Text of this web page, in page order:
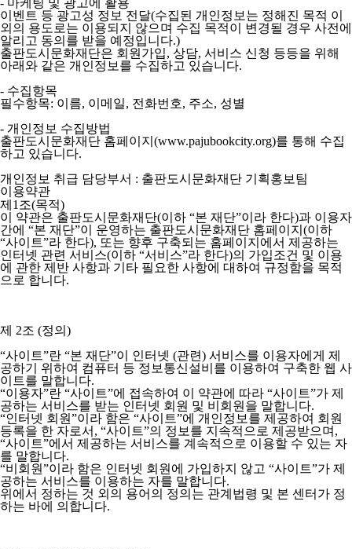
- 마케팅 및 광고에 활용
이벤트 등 광고성 정보 전달(수집된 개인정보는 정해진 목적 이
외의 용도로는 이용되지 않으며 수집 목적이 변경될 경우 사전에
알리고 동의를 받을 예정입니다.)
출판도시문화재단은 회원가입, 상담, 서비스 신청 등등을 위해
아래와 같은 개인정보를 수집하고 있습니다.
- 수집항목
필수항목: 이름, 이메일, 전화번호, 주소, 성별
- 개인정보 수집방법
출판도시문화재단 홈페이지(www.pajubookcity.org)를 통해 수집
하고 있습니다.
개인정보 취급 담당부서 : 출판도시문화재단 기획홍보팀
이용약관
제1조(목적)
이 약관은 출판도시문화재단(이하 “본 재단”이라 한다)과 이용자
간에 “본 재단”이 운영하는 출판도시문화재단 홈페이지(이하
“사이트”라 한다), 또는 향후 구축되는 홈페이지에서 제공하는
인터넷 관련 서비스(이하 “서비스”라 한다)의 가입조건 및 이용
에 관한 제반 사항과 기타 필요한 사항에 대하여 규정함을 목적
으로 합니다.
제 2조 (정의)
“사이트”란 “본 재단”이 인터넷 (관련) 서비스를 이용자에게 제
공하기 위하여 컴퓨터 등 정보통신설비를 이용하여 구축한 웹 사
이트를 말합니다.
“이용자”란 “사이트”에 접속하여 이 약관에 따라 “사이트”가 제
공하는 서비스를 받는 인터넷 회원 및 비회원을 말합니다.
“인터넷 회원”이라 함은 “사이트”에 개인정보를 제공하여 회원
등록을 한 자로서, “사이트”의 정보를 지속적으로 제공받으며,
“사이트”에서 제공하는 서비스를 계속적으로 이용할 수 있는 자
를 말합니다.
“비회원”이라 함은 인터넷 회원에 가입하지 않고 “사이트”가 제
공하는 서비스를 이용하는 자를 말합니다.
위에서 정하는 것 외의 용어의 정의는 관계법령 및 본 센터가 정
하는 바에 의합니다.